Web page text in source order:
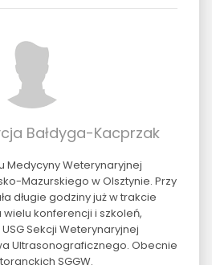
Bałdyga-Kacprzak
Medycyny Weterynaryjnej
Mazurskiego w Olsztynie. Przy
długie godziny już w trakcie
konferencji i szkoleń,
Sekcji Weterynaryjnej
Ultrasonograficznego. Obecnie
SGGW.